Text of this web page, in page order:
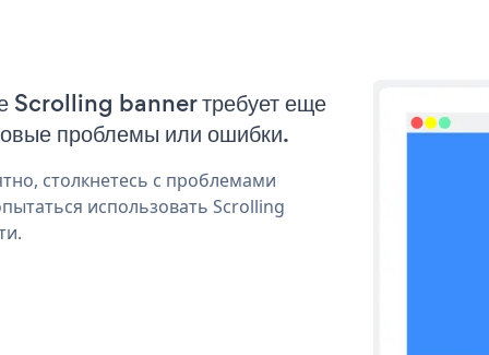
Scrolling banner требует еще
проблемы или ошибки.
столкнетесь с проблемами
использовать Scrolling